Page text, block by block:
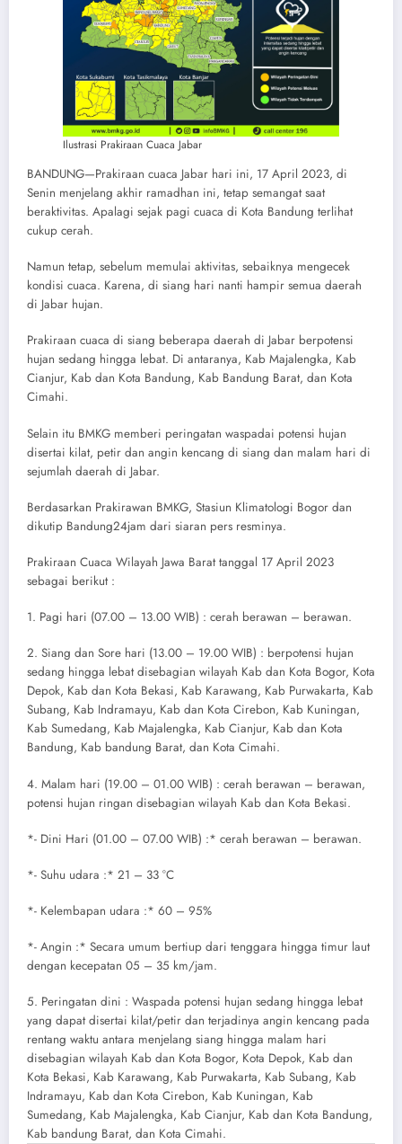
Ilustrasi Prakiraan Cuaca Jabar
BANDUNG—Prakiraan cuaca Jabar hari ini, 17 April 2023, di
Senin menjelang akhir ramadhan ini, tetap semangat saat
beraktivitas. Apalagi sejak pagi cuaca di Kota Bandung terlihat
cukup cerah.
Namun tetap, sebelum memulai aktivitas, sebaiknya mengecek
kondisi cuaca. Karena, di siang hari nanti hampir semua daerah
di Jabar hujan.
Prakiraan cuaca di siang beberapa daerah di Jabar berpotensi
hujan sedang hingga lebat. Di antaranya, Kab Majalengka, Kab
Cianjur, Kab dan Kota Bandung, Kab Bandung Barat, dan Kota
Cimahi.
Selain itu BMKG memberi peringatan waspadai potensi hujan
disertai kilat, petir dan angin kencang di siang dan malam hari di
sejumlah daerah di Jabar.
Berdasarkan Prakirawan BMKG, Stasiun Klimatologi Bogor dan
dikutip Bandung24jam dari siaran pers resminya.
Prakiraan Cuaca Wilayah Jawa Barat tanggal 17 April 2023
sebagai berikut :
1. Pagi hari (07.00 – 13.00 WIB) : cerah berawan – berawan.
2. Siang dan Sore hari (13.00 – 19.00 WIB) : berpotensi hujan
sedang hingga lebat disebagian wilayah Kab dan Kota Bogor, Kota
Depok, Kab dan Kota Bekasi, Kab Karawang, Kab Purwakarta, Kab
Subang, Kab Indramayu, Kab dan Kota Cirebon, Kab Kuningan,
Kab Sumedang, Kab Majalengka, Kab Cianjur, Kab dan Kota
Bandung, Kab bandung Barat, dan Kota Cimahi.
4. Malam hari (19.00 – 01.00 WIB) : cerah berawan – berawan,
potensi hujan ringan disebagian wilayah Kab dan Kota Bekasi.
*- Dini Hari (01.00 – 07.00 WIB) :* cerah berawan – berawan.
*- Suhu udara :* 21 – 33 °C
*- Kelembapan udara :* 60 – 95%
*- Angin :* Secara umum bertiup dari tenggara hingga timur laut
dengan kecepatan 05 – 35 km/jam.
5. Peringatan dini : Waspada potensi hujan sedang hingga lebat
yang dapat disertai kilat/petir dan terjadinya angin kencang pada
rentang waktu antara menjelang siang hingga malam hari
disebagian wilayah Kab dan Kota Bogor, Kota Depok, Kab dan
Kota Bekasi, Kab Karawang, Kab Purwakarta, Kab Subang, Kab
Indramayu, Kab dan Kota Cirebon, Kab Kuningan, Kab
Sumedang, Kab Majalengka, Kab Cianjur, Kab dan Kota Bandung,
Kab bandung Barat, dan Kota Cimahi.